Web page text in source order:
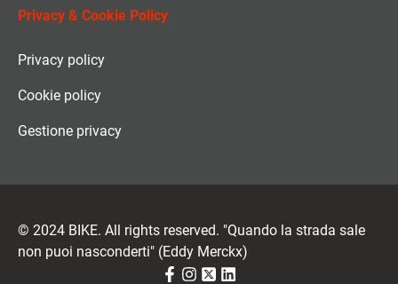
Privacy & Cookie Policy
Privacy policy
Cookie policy
Gestione privacy
© 2024 BIKE. All rights reserved. "Quando la strada sale
non puoi nasconderti" (Eddy Merckx)